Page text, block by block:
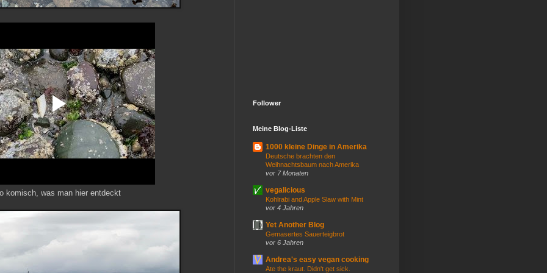
komisch, was man hier entdeckt
Follower
Meine Blog-Liste
1000 kleine Dinge in Amerika
Deutsche brachten den
Weihnachtsbaum nach Amerika
vor 7 Monaten
vegalicious
Kohlrabi and Apple Slaw with Mint
vor 4 Jahren
Yet Another Blog
Gemasertes Sauerteigbrot
vor 6 Jahren
Andrea's easy vegan cooking
Ate the kraut. Didn't get sick.